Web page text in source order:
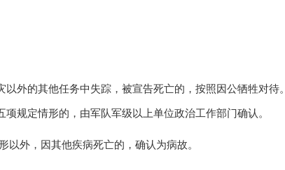
外的其他任务中失踪，被宣告死亡的，按照因公牺牲对待。
规定情形的，由军队军级以上单位政治工作部门确认。
外，因其他疾病死亡的，确认为病故。